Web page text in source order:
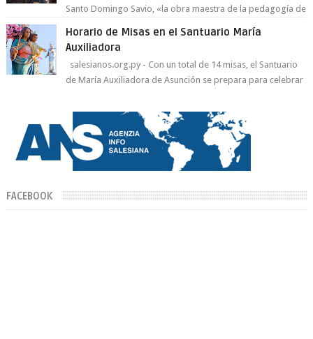
Santo Domingo Savio, «la obra maestra de la pedagogía de
Horario de Misas en el Santuario María
Auxiliadora
salesianos.org.py - Con un total de 14 misas, el Santuario
de María Auxiliadora de Asunción se prepara para celebrar
FACEBOOK